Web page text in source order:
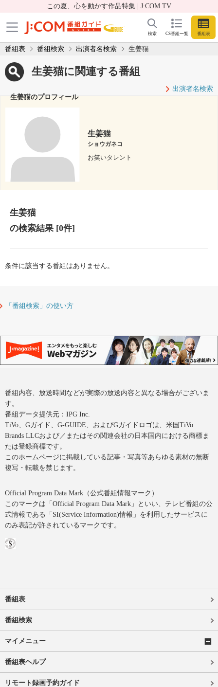
この夏、心を動かす作品特集 | J:COM TV
CS番組一覧 番組表
検索
番組表 番組検索 出演者名検索 生姜猫
生姜猫に関連する番組
出演者名検索
生姜猫のプロフィール
生姜猫
ショウガネコ
お笑いタレント
生姜猫
の検索結果[0件]
条件に該当する番組はありません。
「番組検索」の使い方
番組内容、放送時間などが実際の放送内容と異なる場合がございま
す。
番組データ提供元：IPG Inc.
TiVo、Gガイド、G-GUIDE、およびGガイドロゴは、米国TiVo
Brands LLCおよび／またはその関連会社の日本国内における商標ま
たは登録商標です。
このホームページに掲載している記事・写真等あらゆる素材の無断
複写・転載を禁じます。
Official Program Data Mark（公式番組情報マーク）
このマークは「Official Program Data Mark」といい、テレビ番組の公
式情報である「SI(Service Information)情報」を利用したサービスに
のみ表記が許されているマークです。
番組表
番組検索
マイメニュー
番組表ヘルプ
リモート録画予約ガイド